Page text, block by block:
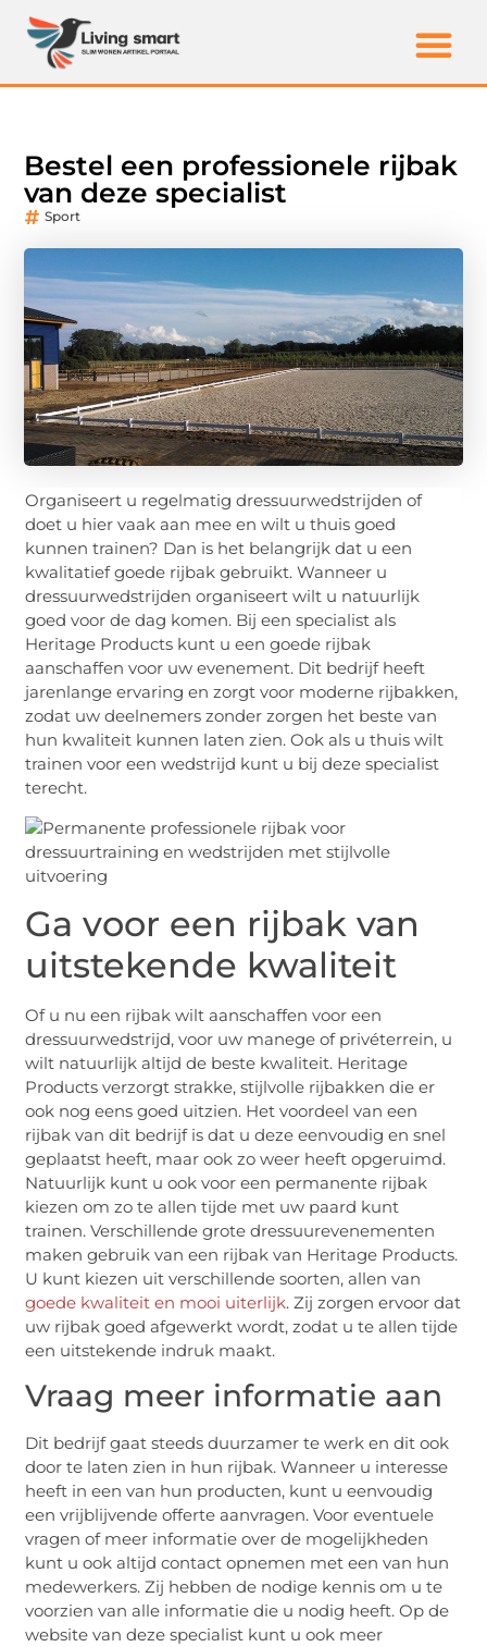
Bestel een professionele rijbak
van deze specialist
Sport
Organiseert u regelmatig dressuurwedstrijden of
doet u hier vaak aan mee en wilt u thuis goed
kunnen trainen? Dan is het belangrijk dat u een
kwalitatief goede rijbak gebruikt. Wanneer u
dressuurwedstrijden organiseert wilt u natuurlijk
goed voor de dag komen. Bij een specialist als
Heritage Products kunt u een goede rijbak
aanschaffen voor uw evenement. Dit bedrijf heeft
jarenlange ervaring en zorgt voor moderne rijbakken,
zodat uw deelnemers zonder zorgen het beste van
hun kwaliteit kunnen laten zien. Ook als u thuis wilt
trainen voor een wedstrijd kunt u bij deze specialist
terecht.
Ga voor een rijbak van
uitstekende kwaliteit
Of u nu een rijbak wilt aanschaffen voor een
dressuurwedstrijd, voor uw manege of privéterrein, u
wilt natuurlijk altijd de beste kwaliteit. Heritage
Products verzorgt strakke, stijlvolle rijbakken die er
ook nog eens goed uitzien. Het voordeel van een
rijbak van dit bedrijf is dat u deze eenvoudig en snel
geplaatst heeft, maar ook zo weer heeft opgeruimd.
Natuurlijk kunt u ook voor een permanente rijbak
kiezen om zo te allen tijde met uw paard kunt
trainen. Verschillende grote dressuurevenementen
maken gebruik van een rijbak van Heritage Products.
U kunt kiezen uit verschillende soorten, allen van
goede kwaliteit en mooi uiterlijk. Zij zorgen ervoor dat
uw rijbak goed afgewerkt wordt, zodat u te allen tijde
een uitstekende indruk maakt.
Vraag meer informatie aan
Dit bedrijf gaat steeds duurzamer te werk en dit ook
door te laten zien in hun rijbak. Wanneer u interesse
heeft in een van hun producten, kunt u eenvoudig
een vrijblijvende offerte aanvragen. Voor eventuele
vragen of meer informatie over de mogelijkheden
kunt u ook altijd contact opnemen met een van hun
medewerkers. Zij hebben de nodige kennis om u te
voorzien van alle informatie die u nodig heeft. Op de
website van deze specialist kunt u ook meer